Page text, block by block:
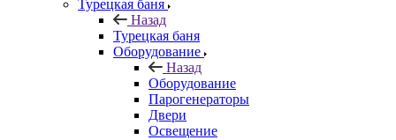
Турецкая баня
Назад
Турецкая баня
Оборудование
Назад
Оборудование
Парогенераторы
Двери
Освещение